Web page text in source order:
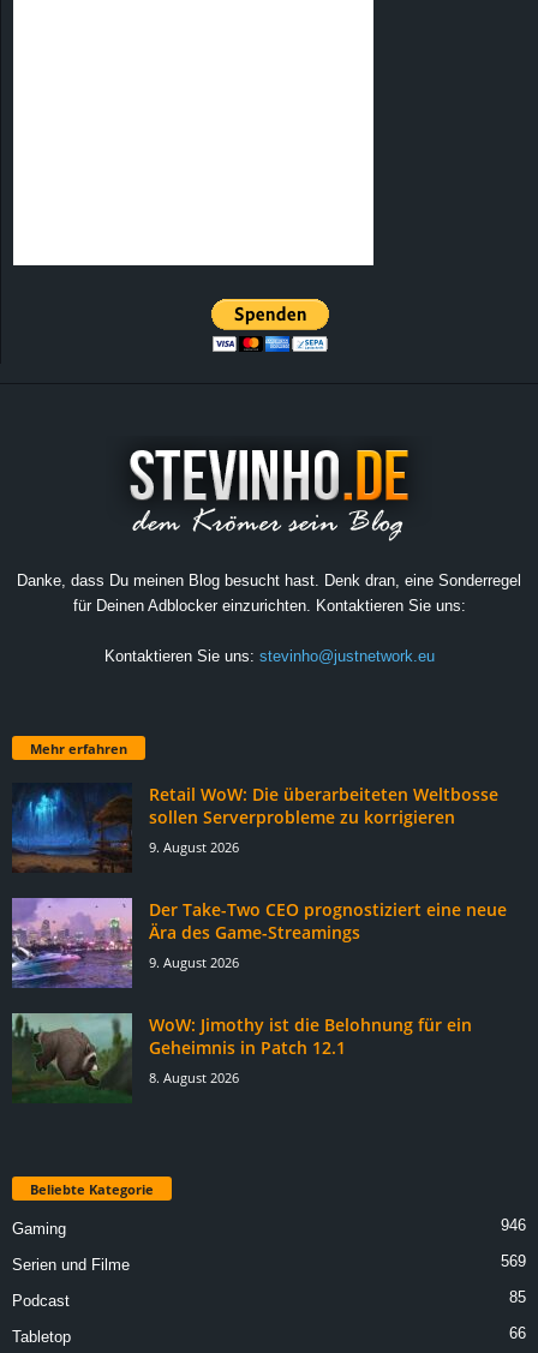
Danke, dass Du meinen Blog besucht hast. Denk dran, eine Sonderregel
für Deinen Adblocker einzurichten. Kontaktieren Sie uns:
Kontaktieren Sie uns: stevinho@justnetwork.eu
Mehr erfahren
Retail WoW: Die überarbeiteten Weltbosse
sollen Serverprobleme zu korrigieren
9. August 2026
Der Take-Two CEO prognostiziert eine neue
Ära des Game-Streamings
9. August 2026
WoW: Jimothy ist die Belohnung für ein
Geheimnis in Patch 12.1
8. August 2026
Beliebte Kategorie
Gaming 946
Serien und Filme 569
Podcast 85
Tabletop 66